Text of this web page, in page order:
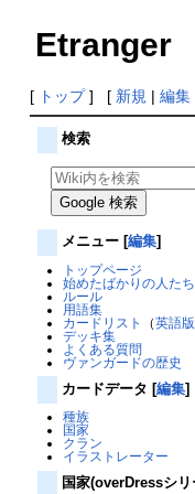
Etranger
[ トップ] [ 新規 | 編集
検索
メニュー [編集]
トップページ
始めたばかりの人た
ルール
用語集
カードリスト
（英語版
デッキ集
よくある質問
ヴァンガードの歴史
カードデータ [編集]
種族
国家
クラン
イラストレーター
国家(overDressシリ